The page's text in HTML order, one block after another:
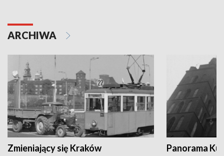
ARCHIWA
Zmieniający się Kraków Panorama